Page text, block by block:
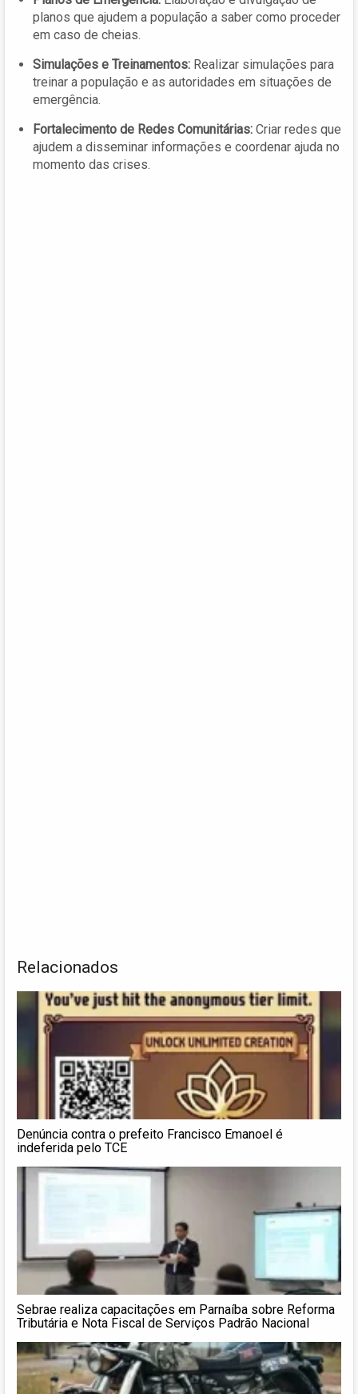
planos que ajudem a população a saber como proceder
em caso de cheias.
Simulações e Treinamentos: Realizar simulações para
treinar a população e as autoridades em situações de
emergência.
Fortalecimento de Redes Comunitárias: Criar redes que
ajudem a disseminar informações e coordenar ajuda no
momento das crises.
Relacionados
Denúncia contra o prefeito Francisco Emanoel é
indeferida pelo TCE
Sebrae realiza capacitações em Parnaíba sobre Reforma
Tributária e Nota Fiscal de Serviços Padrão Nacional